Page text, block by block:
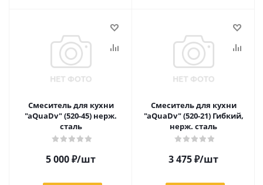
Смеситель для кухни
"aQuaDv" (520-45) нерж.
сталь
5 000₽/шт
Смеситель для кухни
"aQuaDv" (520-21) Гибкий,
нерж. сталь
3 475₽/шт